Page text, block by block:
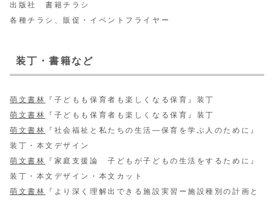
出版社 書籍チラシ
各種チラシ、販促・イベントフライヤー
装丁・書籍など
萌文書林
『子どもも保育者も楽しくなる保育』装丁
萌文書林
『子どもも保育者も楽しくなる保育』装丁
萌文書林
『社会福祉と私たちの生活—保育を学ぶ人のために』
装丁・本文デザイン
萌文書林
『家庭支援論 子どもが子どもの生活をするために』
装丁・本文デザイン・本文カット
萌文書林
『より深く理解出できる施設実習ー施設種別の計画と